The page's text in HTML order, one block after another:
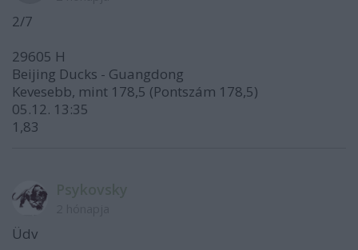
2/7
29605 H
Beijing Ducks - Guangdong
Kevesebb, mint 178,5 (Pontszám 178,5)
05.12. 13:35
1,83
Üdv